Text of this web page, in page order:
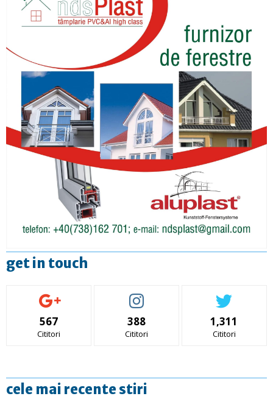
get in touch
567
Cititori
388
Cititori
1,311
Cititori
cele mai recente stiri